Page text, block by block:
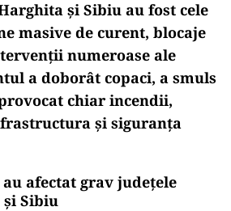
și Sibiu au fost cele
masive de curent, blocaje
numeroase ale
a doborât copaci, a smuls
chiar incendii,
și siguranța
afectat grav județele
Sibiu